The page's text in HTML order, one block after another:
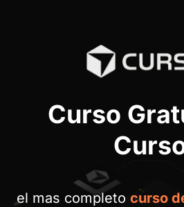
Curso
el mas completo curso